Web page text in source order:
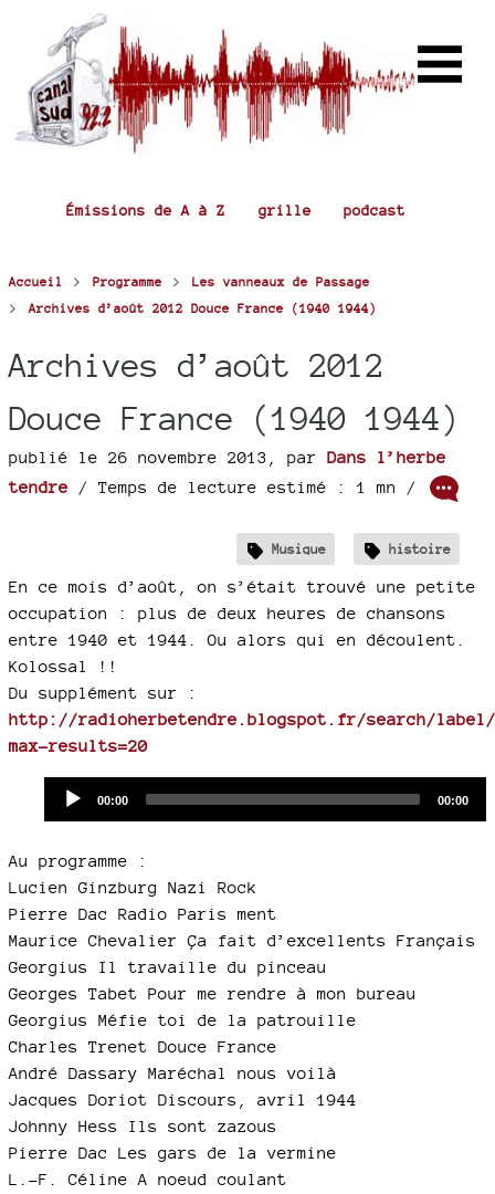
Émissions de A à Z grille podcast
Accueil > Programme > Les vanneaux de Passage
> Archives d’août 2012 Douce France (1940 1944)
Archives d’août 2012
Douce France (1940 1944)
publié le 26 novembre 2013 par Dans l’herbe
tendre / Temps de lecture estimé : 1 mn /
Musique histoire
En ce mois d’août, on s’était trouvé une petite
occupation : plus de deux heures de chansons
entre 1940 et 1944. Ou alors qui en découlent.
Kolossal !!
Du supplément sur :
http://radioherbetendre.blogspot.fr/search/label/
max-results=20
Current
00:00
Total
00:00
Au programme :
Lucien Ginzburg Nazi Rock
Pierre Dac Radio Paris ment
Maurice Chevalier Ça fait d’excellents Français
Georgius Il travaille du pinceau
Georges Tabet Pour me rendre à mon bureau
Georgius Méfie toi de la patrouille
Charles Trenet Douce France
André Dassary Maréchal nous voilà
Jacques Doriot Discours, avril 1944
Johnny Hess Ils sont zazous
Pierre Dac Les gars de la vermine
L.-F. Céline A noeud coulant